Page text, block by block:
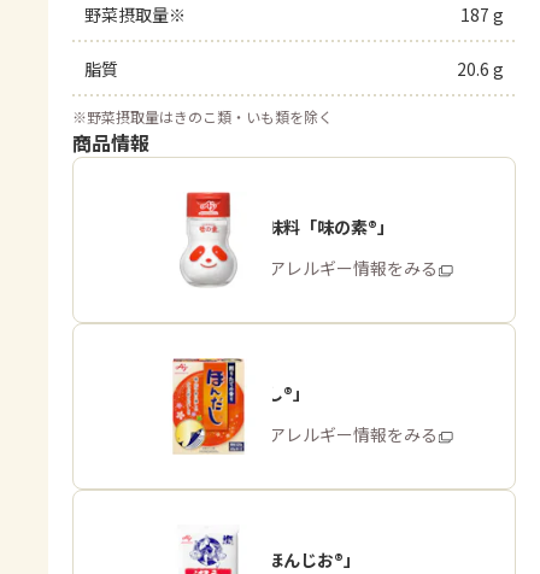
野菜摂取量※ 187 g
脂質 20.6 g
※野菜摂取量はきのこ類・いも類を除く
商品情報
うま味調味料「味の素®」
商品・アレルギー情報をみる
「ほんだし®」
商品・アレルギー情報をみる
「瀬戸のほんじお®」